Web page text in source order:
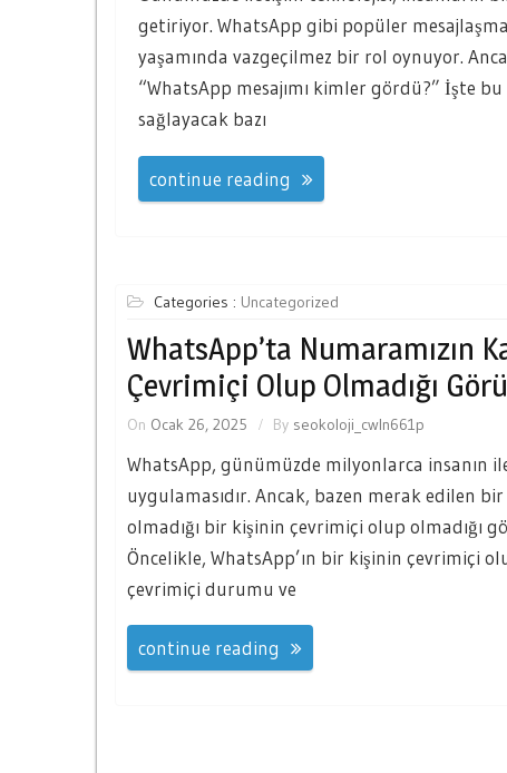
getiriyor. WhatsApp gibi popüler
yaşamında vazgeçilmez bir rol oynuyor.
“WhatsApp mesajımı kimler gördü?” İşte
sağlayacak bazı
continue reading
Categories : Uncategorized
WhatsApp’ta Numaramızın
Çevrimiçi Olup Olmadığı
On Ocak 26, 2025 By seokoloji_cwln661p
WhatsApp, günümüzde milyonlarca insanın
uygulamasıdır. Ancak, bazen merak edilen
olmadığı bir kişinin çevrimiçi olup olmadığı
Öncelikle, WhatsApp’ın bir kişinin çevrimiçi
çevrimiçi durumu ve
continue reading